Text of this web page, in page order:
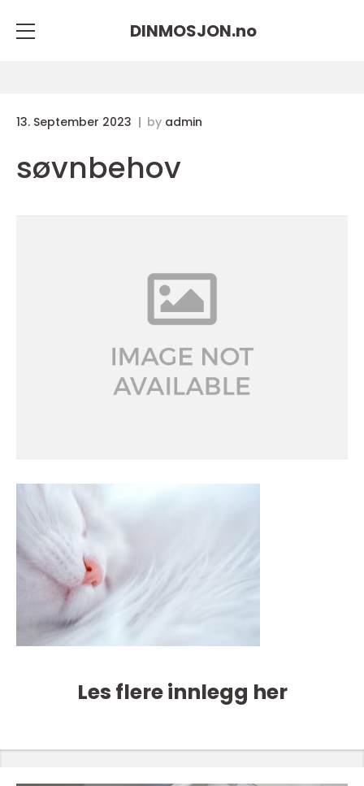
DINMOSJON.no
13. September 2023 by admin
søvnbehov
Les flere innlegg her